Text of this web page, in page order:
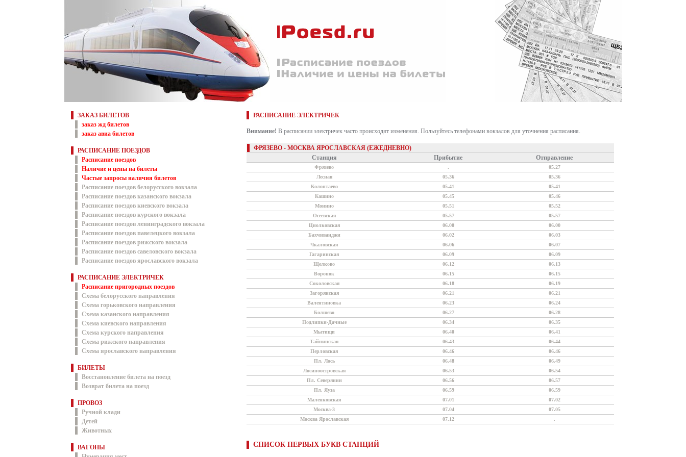
ЗАКАЗ БИЛЕТОВ
заказ жд билетов
заказ авиа билетов
РАСПИСАНИЕ ПОЕЗДОВ
Расписание поездов
Наличие и цены на билеты
Частые запросы наличия билетов
Расписание поездов белорусского вокзала
Расписание поездов казанского вокзала
Расписание поездов киевского вокзала
Расписание поездов курского вокзала
Расписание поездов ленинградского вокзала
Расписание поездов павелецкого вокзала
Расписание поездов рижского вокзала
Расписание поездов савеловского вокзала
Расписание поездов ярославского вокзала
РАСПИСАНИЕ ЭЛЕКТРИЧЕК
Расписание пригородных поездов
Схема белорусского направления
Схема горьковского направления
Схема казанского направления
Схема киевского направления
Схема курского направления
Схема рижского направления
Схема ярославского направления
БИЛЕТЫ
Восстановление билета на поезд
Возврат билета на поезд
ПРОВОЗ
Ручной клади
Детей
Животных
ВАГОНЫ
РАСПИСАНИЕ ЭЛЕКТРИЧЕК
Внимание! В расписании электричек часто происходят изменения. Пользуйтесь телефонами вокзалов для уточнения расписания.
ФРЯЗЕВО - МОСКВА ЯРОСЛАВСКАЯ (ЕЖЕДНЕВНО)
Станция
Прибытие Отправление
Фрязево .
05.27
Лесная
05.36
05.36
Колонтаево
05.41
05.41
Кашино
05.45
05.46
Монино
05.51
05.52
Осеевская
05.57
05.57
Циолковская
06.00
06.00
Бахчиванджи
06.02
06.03
Чкаловская
06.06
06.07
Гагаринская
06.09
06.09
Щелково
06.12
06.13
Воронок
06.15
06.15
Соколовская
06.18
06.19
Загорянская
06.21
06.21
Валентиновка
06.23
06.24
Болшево
06.27
06.28
Подлипки-Дачные
06.34
06.35
Мытищи
06.40
06.41
Тайнинская
06.43
06.44
Перловская
06.46
06.46
Пл. Лось
06.48
06.49
Лосиноостровская
06.53
06.54
Пл. Северянин
06.56
06.57
Пл. Яуза
06.59
06.59
Маленковская
07.01
07.02
Москва-3
07.04
07.05
Москва Ярославская
07.12 .
СПИСОК ПЕРВЫХ БУКВ СТАНЦИЙ